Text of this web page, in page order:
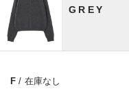
GREY
F / 在庫なし